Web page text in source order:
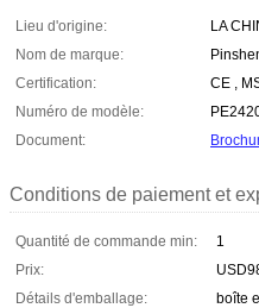
Lieu d'origine:
LA
Nom de marque:
Certification:
CE ,
Numéro de modèle:
Document:
Conditions de paiement et
Quantité de commande min:
1
Prix:
Détails d'emballage:
boîte